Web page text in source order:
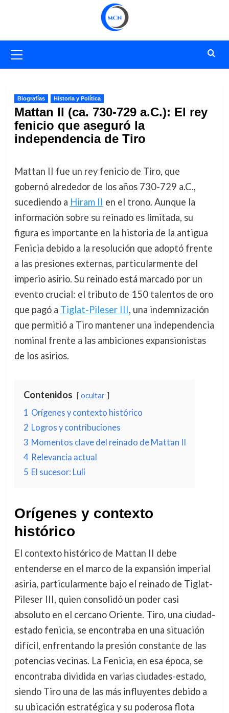
primario
Biografías Historia y Política
Mattan II (ca. 730-729 a.C.): El rey
fenicio que aseguró la
independencia de Tiro
Mattan II fue un rey fenicio de Tiro, que
gobernó alrededor de los años 730-729 a.C.,
sucediendo a Hiram II en el trono. Aunque la
información sobre su reinado es limitada, su
figura es importante en la historia de la antigua
Fenicia debido a la resolución que adoptó frente
a las presiones externas, particularmente del
imperio asirio. Su reinado está marcado por un
evento crucial: el tributo de 150 talentos de oro
que pagó a Tiglat-Pileser III, una indemnización
que permitió a Tiro mantener una independencia
nominal frente a las ambiciones expansionistas
de los asirios.
Contenidos ocultar
1 Orígenes y contexto histórico
2 Logros y contribuciones
3 Momentos clave del reinado de Mattan II
4 Relevancia actual
5 El sucesor: Luli
Orígenes y contexto
histórico
El contexto histórico de Mattan II debe
entenderse en el marco de la expansión imperial
asiria, particularmente bajo el reinado de Tiglat-
Pileser III, quien consolidó un poder casi
absoluto en el cercano Oriente. Tiro, una ciudad-
estado fenicia, se encontraba en una situación
difícil, enfrentando la presión constante de las
potencias vecinas. La Fenicia, en esa época, se
encontraba dividida en varias ciudades-estado,
siendo Tiro una de las más influyentes debido a
su ubicación estratégica y su poderosa flota